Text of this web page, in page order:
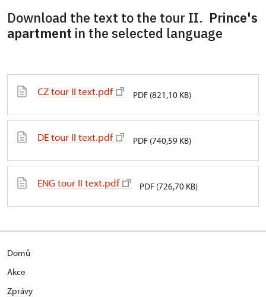
Download the text to the tour II. Prince's
apartment in the selected language
CZ tour II text.pdf PDF (821,10 KB)
DE tour II text.pdf PDF (740,59 KB)
ENG tour II text.pdf PDF (726,70 KB)
Domů
Akce
Zprávy